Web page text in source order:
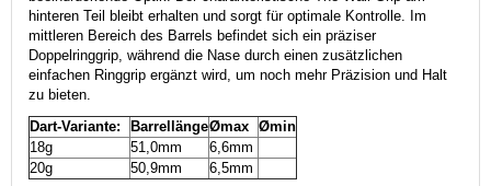
hinteren Teil bleibt erhalten und sorgt für optimale Kontrolle. Im
mittleren Bereich des Barrels befindet sich ein präziser
Doppelringgrip, während die Nase durch einen zusätzlichen
einfachen Ringgrip ergänzt wird, um noch mehr Präzision und Halt
zu bieten.
Dart-Variante:
BarrellängeØmax Ømin
18g
51,0mm
6,6mm
20g
50,9mm
6,5mm